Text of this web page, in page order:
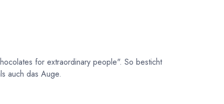
for extraordinary people". So besticht
auch das Auge.